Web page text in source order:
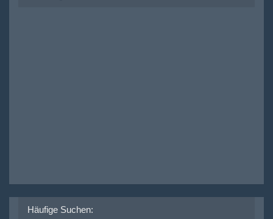
Häufige Suchen: